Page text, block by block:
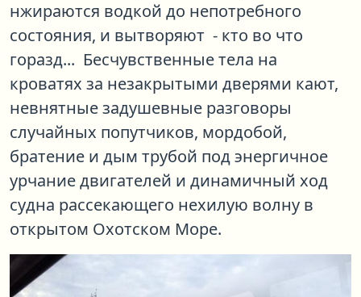
нжираются водкой до непотребного
состояния, и вытворяют - кто во что
горазд... Бесчувственные тела на
кроватях за незакрытыми дверями кают,
невнятные задушевные разговоры
случайных попутчиков, мордобой,
братение и дым трубой под энергичное
урчание двигателей и динамичный ход
судна рассекающего нехилую волну в
открытом Охотском Море.